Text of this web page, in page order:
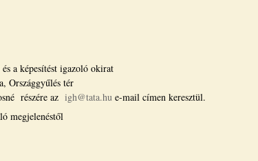
a képesítést igazoló okirat
Országgyűlés tér
részére az igh@tata.hu e-mail címen keresztül.
megjelenéstől